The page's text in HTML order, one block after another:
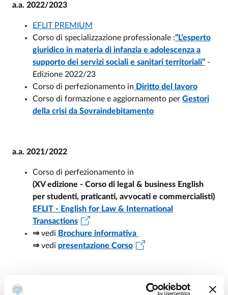
a.a. 2022/2023
EFLIT PREMIUM
Corso di specializzazione professionale :“L’esperto
giuridico in materia di infanzia e adolescenza a
supporto dei servizi sociali e sanitari territoriali” -
Edizione 2022/23
Corso di perfezionamento in Diritto del lavoro
Corso di formazione e aggiornamento per Gestori
della crisi da Sovraindebitamento
a.a. 2021/2022
Corso di perfezionamento in
(XV edizione - Corso di legal & business English
per studenti, praticanti, avvocati e commercialisti)
EFLIT - English for Law & International
Transactions
⇒vedi Brochure informativa
⇒vedi presentazione Corso
a.a. 2020/2021